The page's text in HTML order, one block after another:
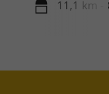
11,1 km -